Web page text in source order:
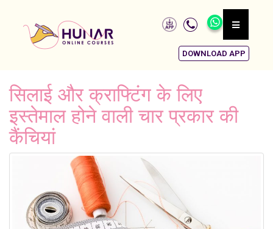
DOWNLOAD APP
सिलाई और क्राफ्टिंग के लिए
इस्तेमाल होने वाली चार प्रकार की
कैंचियां